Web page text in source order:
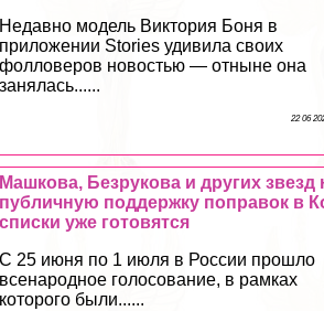
Недавно модель Виктория Боня в
приложении Stories удивила своих
фолловеров новостью — отныне она
занялась......
22 06
Машкова, Безрукова и других звезд
публичную поддержку поправок в
списки уже готовятся
С 25 июня по 1 июля в России прошло
всенародное голосование, в рамках
которого были......